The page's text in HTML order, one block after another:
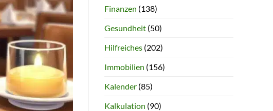
Finanzen (138)
Gesundheit(50)
Hilfreiches(202)
Immobilien (156)
Kalender(85)
Kalkulation (90)